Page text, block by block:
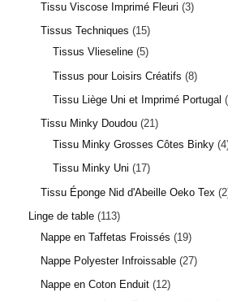
Tissu Viscose Imprimé Fleuri 3
Tissus Techniques
15
Tissus Vlieseline 5
Tissus pour Loisirs Créatifs 8
Tissu Liège Uni et Imprimé Portugal
Tissu Minky Doudou 21
Tissu Minky Grosses Côtes Binky 4
Tissu Minky Uni
17
Tissu Éponge Nid d'Abeille Oeko Tex
2
Linge de table 113
Nappe en Taffetas Froissés
19
Nappe Polyester Infroissable 27
Nappe en Coton Enduit 12